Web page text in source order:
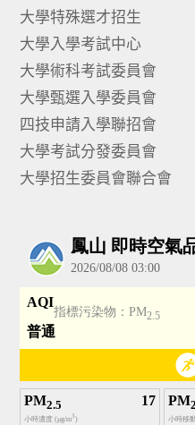
大學特殊選才招生
大學入學考試中心
大學術科考試委員會
大學甄選入學委員會
四技申請入學聯招會
大學考試分發委員會
大學招生委員會聯合會